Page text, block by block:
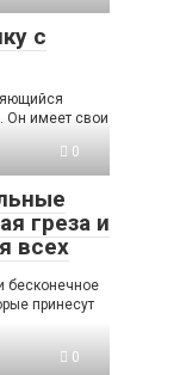
с
Он имеет свои
0
греза и
всех
бесконечное
принесут
0